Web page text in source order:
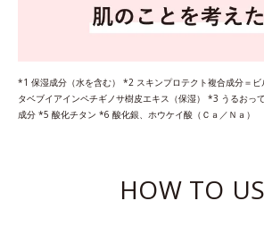
*1 保湿成分（水を含む） *2 スキンプロテクト複合成分＝ビ
タベブイアインペチギノサ樹皮エキス（保湿） *3 うるおっ
成分 *5 酸化チタン *6 酸化銀、ホウケイ酸（Ｃａ／Ｎａ）
HOW TO